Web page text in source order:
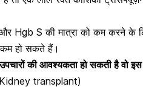
और Hgb S की मात्रा को कम करने के
हो सकते हैं।
की आवश्यकता हो सकती है वो इस
(Kidney transplant)